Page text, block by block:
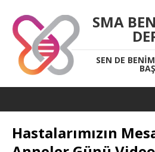
SMA
SEN DE
Hastalarımızın